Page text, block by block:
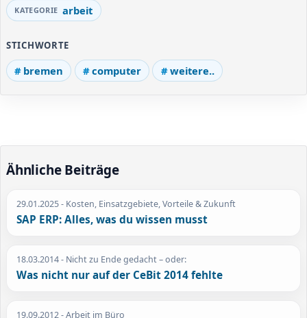
arbeit
STICHWORTE
bremen computer weitere..
Ähnliche Beiträge
29.01.2025- Kosten, Einsatzgebiete, Vorteile & Zukunft
SAP ERP: Alles, was du wissen musst
18.03.2014- Nicht zu Ende gedacht – oder:
Was nicht nur auf der CeBit 2014 fehlte
19.09.2012- Arbeit im Büro